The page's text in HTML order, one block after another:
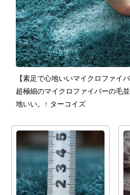
【素足で心地いいマイクロファイバ
超極細のマイクロファイバーの毛
地いい。↑ ターコイズ